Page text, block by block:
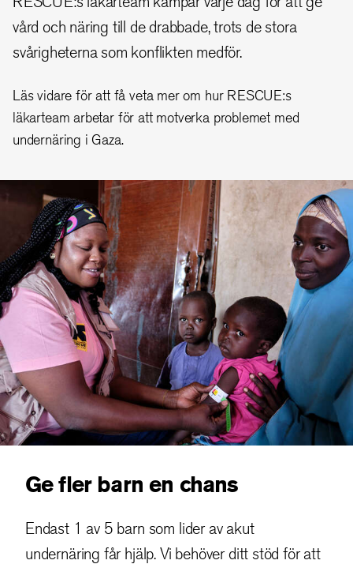
vård och näring till de drabbade, trots de stora
svårigheterna som konflikten medför.
Läs vidare för att få veta mer om hur RESCUE:s
läkarteam arbetar för att motverka problemet med
undernäring i Gaza.
Ge fler barn en chans
Endast 1 av 5 barn som lider av akut
undernäring får hjälp. Vi behöver ditt stöd för att